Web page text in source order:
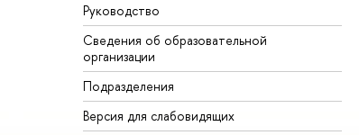
Руководство
Сведения об образовательной
организации
Подразделения
Версия для слабовидящих